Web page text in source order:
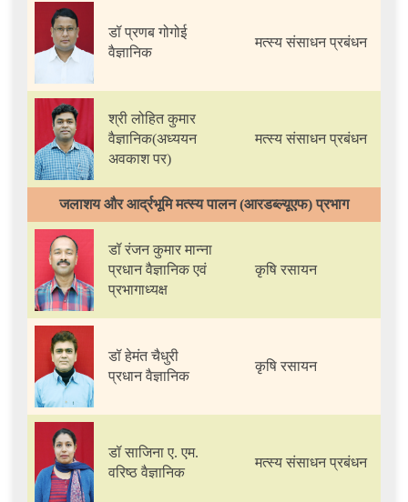
डॉ प्रणब गोगोई
वैज्ञानिक
मत्स्य संसाधन प्रबंधन
श्री लोहित कुमार
वैज्ञानिक(अध्ययन
अवकाश पर)
मत्स्य संसाधन प्रबंधन
जलाशय और आर्द्रभूमि मत्स्य पालन (आरडब्ल्यूएफ) प्रभाग
डॉ रंजन कुमार मान्ना
प्रधान वैज्ञानिक एवं
प्रभागाध्यक्ष
कृषि रसायन
डॉ हेमंत चैधुरी
प्रधान वैज्ञानिक
कृषि रसायन
डॉ साजिना ए. एम.
वरिष्ठ वैज्ञानिक
मत्स्य संसाधन प्रबंधन